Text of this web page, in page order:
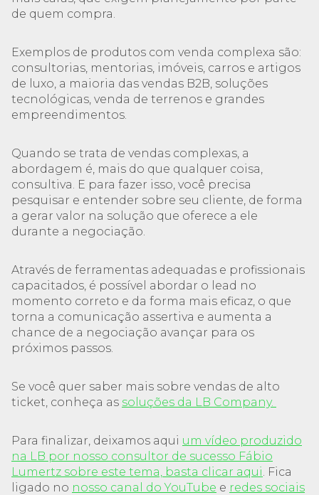
de quem compra.
Exemplos de produtos com venda complexa são:
consultorias, mentorias, imóveis, carros e artigos
de luxo, a maioria das vendas B2B, soluções
tecnológicas, venda de terrenos e grandes
empreendimentos.
Quando se trata de vendas complexas, a
abordagem é, mais do que qualquer coisa,
consultiva. E para fazer isso, você precisa
pesquisar e entender sobre seu cliente, de forma
a gerar valor na solução que oferece a ele
durante a negociação.
Através de ferramentas adequadas e profissionais
capacitados, é possível abordar o lead no
momento correto e da forma mais eficaz, o que
torna a comunicação assertiva e aumenta a
chance de a negociação avançar para os
próximos passos.
Se você quer saber mais sobre vendas de alto
ticket, conheça as soluções da LB Company.
Para finalizar, deixamos aqui um vídeo produzido
na LB por nosso consultor de sucesso Fábio
Lumertz sobre este tema, basta clicar aqui. Fica
ligado no nosso canal do YouTube e redes sociais